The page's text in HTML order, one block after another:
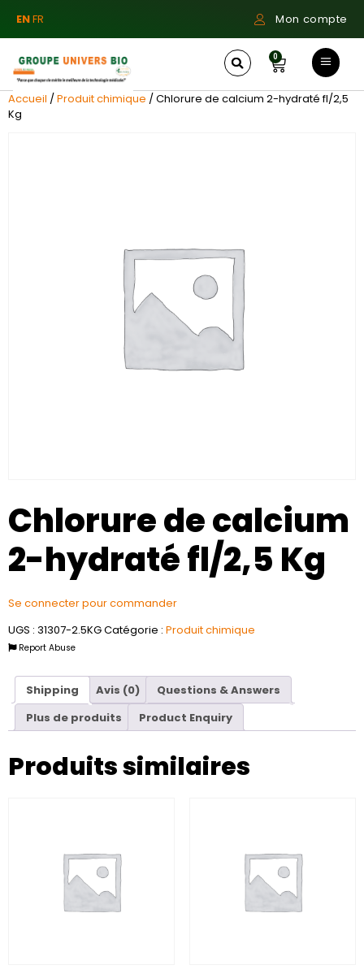
ENFR Mon compte
0
Accueil /Produit chimique / Chlorure de calcium 2-hydraté fl/2,5
Kg
Chlorure de calcium
2-hydraté fl/2,5 Kg
Se connecter pour commander
UGS : 31307-2.5KGCatégorie : Produit chimique
Report Abuse
Shipping Avis (0)
Questions & Answers
Plus de produits
Product Enquiry
Produits similaires